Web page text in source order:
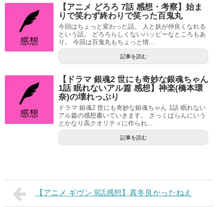
【アニメ どろろ 7話 感想・考察】始ま
りで笑わず終わりで笑った百鬼丸
今回はちょっと変わった話。 人と妖が仲良くなれる
という話。 どろろらしくないハッピーなところもあ
り。 今回は百鬼丸もちょっと情...
記事を読む
【ドラマ 銀魂2 世にも奇妙な銀魂ちゃん
1話 眠れないアル篇 感想】神楽(橋本環
奈)の壊れっぷり
ドラマ 銀魂2 世にも奇妙な銀魂ちゃん 1話 眠れない
アル篇の感想書いていきます。 ざっくばらんにいう
とかなり高クオリティに作られ...
記事を読む
【アニメ ギヴン 9話感想】真冬良かったねえ